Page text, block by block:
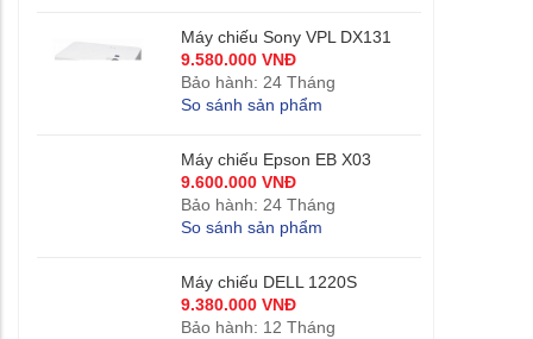
Máy chiếu Sony VPL DX131
9.580.000 VNĐ
Bảo hành: 24 Tháng
So sánh sản phẩm
Máy chiếu Epson EB X03
9.600.000 VNĐ
Bảo hành: 24 Tháng
So sánh sản phẩm
Máy chiếu DELL 1220S
9.380.000 VNĐ
Bảo hành: 12 Tháng